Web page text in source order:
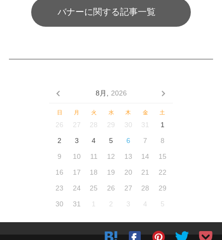
バナーに関する記事一覧
8月, 2026
日 月 火 水 木 金 土
26 27 28 29 30 31
1
2
3 4 5 6 7
8
9
10 11 12 13 14
15
16
17 18 19 20 21
22
23
24 25 26 27 28
29
30
31 1 2 3 4 5